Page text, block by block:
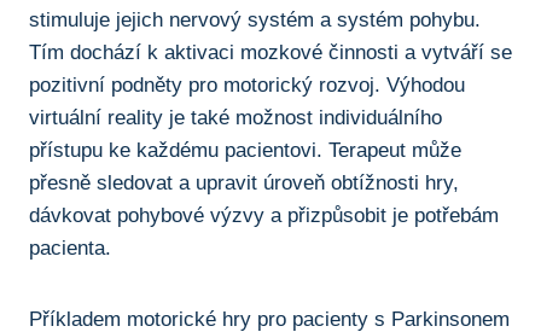
⁣stimuluje jejich nervový ‌systém a systém ⁤pohybu.
Tím dochází k ⁤aktivaci mozkové činnosti a vytváří se
pozitivní podněty pro ⁤motorický rozvoj. Výhodou
virtuální reality je také možnost individuálního
přístupu ke každému pacientovi. Terapeut může
přesně sledovat‌ a upravit úroveň obtížnosti hry,
dávkovat pohybové výzvy a přizpůsobit je potřebám
pacienta.
Příkladem⁣ motorické hry pro pacienty s Parkinsonem